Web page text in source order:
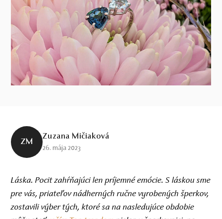
ZM
Zuzana Mičiaková
26. mája 2023
Láska. Pocit zahŕňajúci len príjemné emócie. S láskou sme
pre vás, priateľov nádherných ručne vyrobených šperkov,
zostavili výber tých, ktoré sa na nasledujúce obdobie